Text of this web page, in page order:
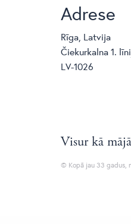
Adrese
Rīga, Latvija
Čiekurkalna 1.
LV-1026
Visur kā
© Kopā jau 33 gadus,